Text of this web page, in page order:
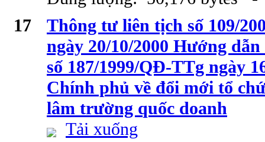
17
Thông tư liên tịch số 109/
ngày 20/10/2000 Hướng
số 187/1999/QĐ-TTg ngày
Chính phủ về đổi mới tổ
lâm trường quốc doanh
Tải xuống